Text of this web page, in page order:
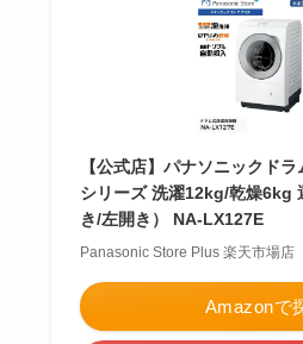
【公式店】パナソニックド
シリーズ 洗濯12kg/乾燥6kg
き/左開き） NA-LX127E
Panasonic Store Plus 楽天市場店
Amazonで